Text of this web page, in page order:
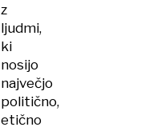
z
ljudmi,
ki
nosijo
največjo
politično,
etično